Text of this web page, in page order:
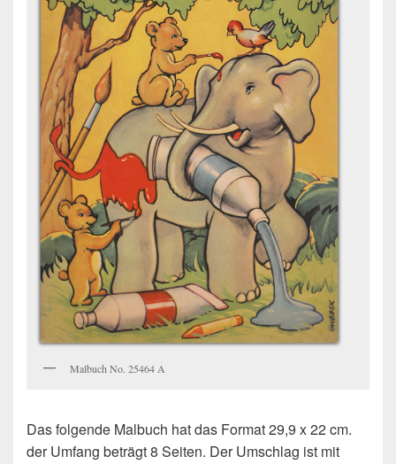
Malbuch No. 25464 A
Das folgende Malbuch hat das Format 29,9 x 22 cm.
der Umfang beträgt 8 Seiten. Der Umschlag ist mit